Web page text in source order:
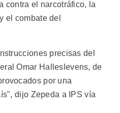
contra el narcotráfico, la
el combate del
precisas del
Omar Halleslevens, de
por una
dijo Zepeda a IPS vía